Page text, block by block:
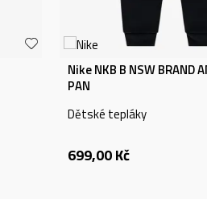
Nike NKB B NSW BRAND
PAN
Dětské tepláky
699,00Kč